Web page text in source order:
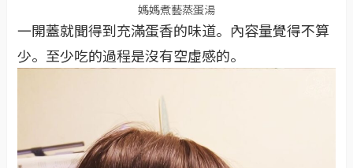
媽媽煮藝蒸蛋湯
一開蓋就聞得到充滿蛋香的味道。內容量覺得不算
少。至少吃的過程是沒有空虛感的。